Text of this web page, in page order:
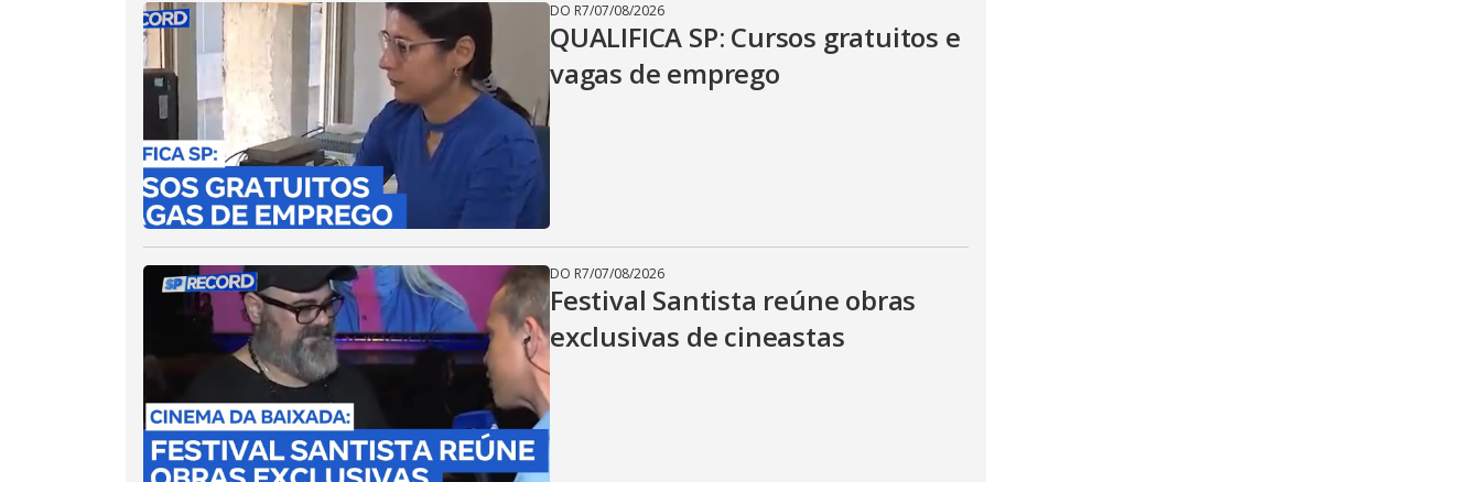
DO R7/07/08/2026
QUALIFICA SP: Cursos gratuitos e
vagas de emprego
DO R7/07/08/2026
Festival Santista reúne obras
exclusivas de cineastas